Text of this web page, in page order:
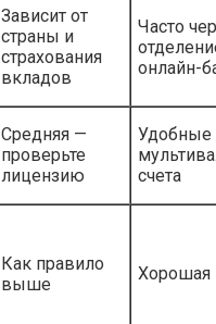
Зависит от
страны и
страхования
вкладов
Часто
онлайн-
Средняя —
проверьте
лицензию
Удобные
счета
Как правило
выше
Хорошая